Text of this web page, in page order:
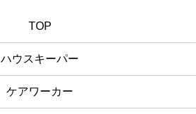
TOP
ハウスキーパー
ケアワーカー